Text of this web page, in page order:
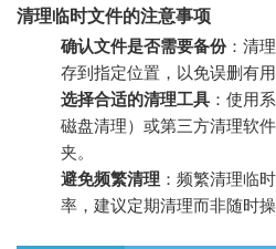
清理临时文件的注意事项
确认文件是否需要备份：清
存到指定位置，以免误删有用
选择合适的清理工具 ：使用
磁盘清理）或第三方清理软
夹。
避免频繁清理 ：频繁清理临
率，建议定期清理而非随时操